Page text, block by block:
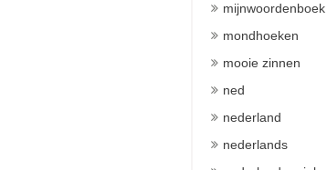
mijnwoordenboek
mondhoeken
mooie zinnen
ned
nederland
nederlands